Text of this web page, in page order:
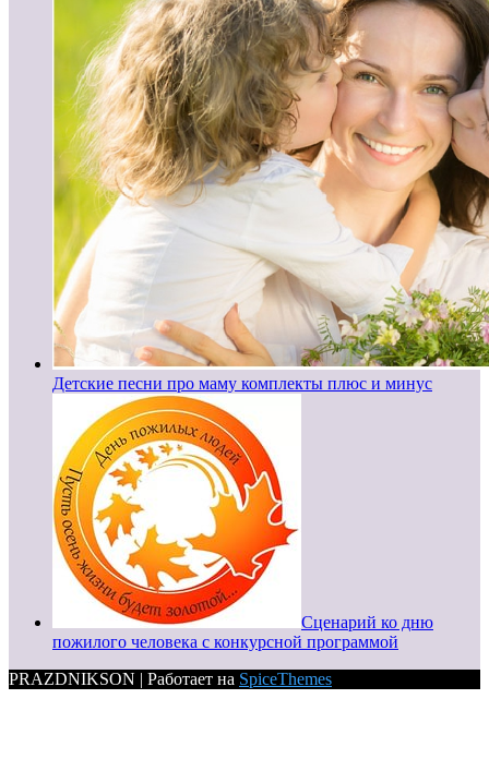
Детские песни про маму комплекты плюс и минус
Сценарий ко дню
пожилого человека с конкурсной программой
PRAZDNIKSON | Работает на SpiceThemes